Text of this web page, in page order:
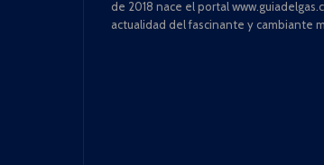
de 2018 nace el portal
actualidad del fascinante y cambiante